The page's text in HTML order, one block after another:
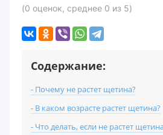
(0 оценок, среднее 0 из 5)
Содержание:
- Почему не растет щетина?
- В каком возрасте растет щетина?
- Что делать, если не растет